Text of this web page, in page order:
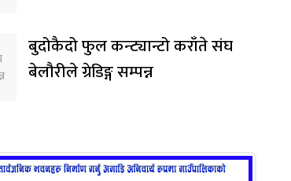
बुदोकैदो फुल कन्ट्यान्टो कराँते संघ
बेलौरीले ग्रेडिङ्ग सम्पन्न